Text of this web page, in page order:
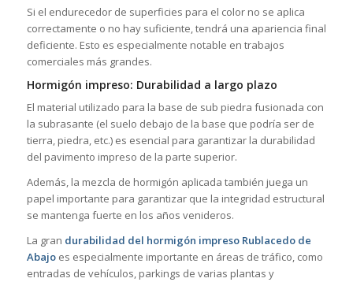
Si el endurecedor de superficies para el color no se aplica
correctamente o no hay suficiente, tendrá una apariencia final
deficiente. Esto es especialmente notable en trabajos
comerciales más grandes.
Hormigón impreso: Durabilidad a largo plazo
El material utilizado para la base de sub piedra fusionada con
la subrasante (el suelo debajo de la base que podría ser de
tierra, piedra, etc.) es esencial para garantizar la durabilidad
del pavimento impreso de la parte superior.
Además, la mezcla de hormigón aplicada también juega un
papel importante para garantizar que la integridad estructural
se mantenga fuerte en los años venideros.
La gran durabilidad del hormigón impreso Rublacedo de
Abajoes especialmente importante en áreas de tráfico, como
entradas de vehículos, parkings de varias plantas y